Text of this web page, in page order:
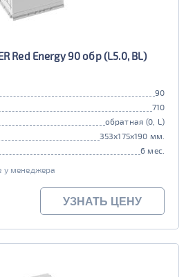
Red Energy 90 обр (L5.0, BL)
90
710
обратная (0, L)
353x175x190 мм.
6 мес.
у менеджера
УЗНАТЬ ЦЕНУ